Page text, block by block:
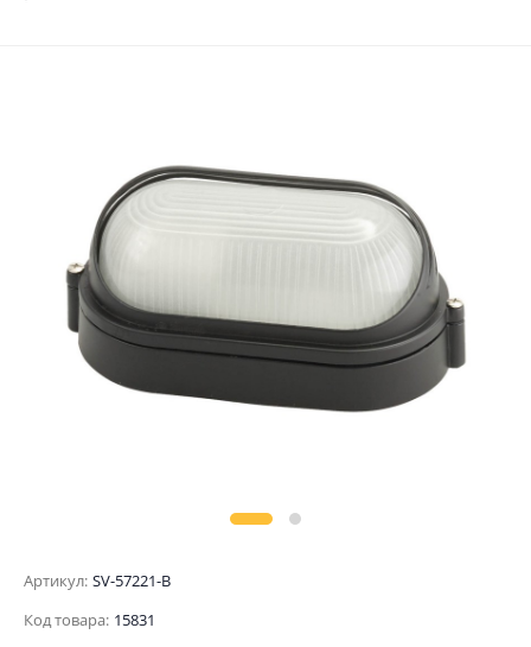
Артикул: SV-57221-B
Код товара: 15831